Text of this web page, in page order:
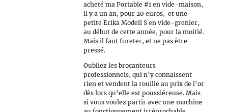
acheté ma Portable #1 en vide-maison,
il y a un an, pour 20 euros, et une
petite Erika Modell S en vide-grenier,
au début de cette année, pour la moitié.
Mais il faut fureter, et ne pas être
pressé.
Oubliez les brocanteurs
professionnels, qui n’y connaissent
rien et vendent la rouille au prix de l’or
dès lors qu’elle est poussiéreuse. Mais
si vous voulez partir avec une machine